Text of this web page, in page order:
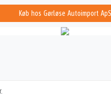
Køb hos Gørløse Autoimport ApS